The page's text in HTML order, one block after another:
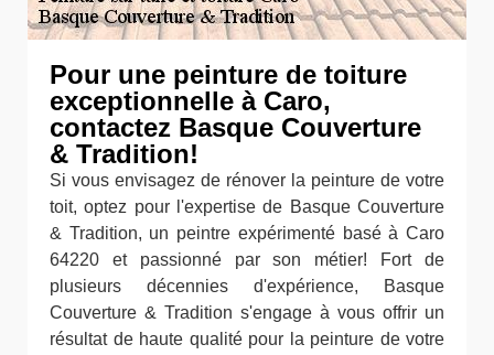
Pour une peinture de toiture
exceptionnelle à Caro,
contactez Basque Couverture
& Tradition!
Si vous envisagez de rénover la peinture de votre
toit, optez pour l'expertise de Basque Couverture
& Tradition, un peintre expérimenté basé à Caro
64220 et passionné par son métier! Fort de
plusieurs décennies d'expérience, Basque
Couverture & Tradition s'engage à vous offrir un
résultat de haute qualité pour la peinture de votre